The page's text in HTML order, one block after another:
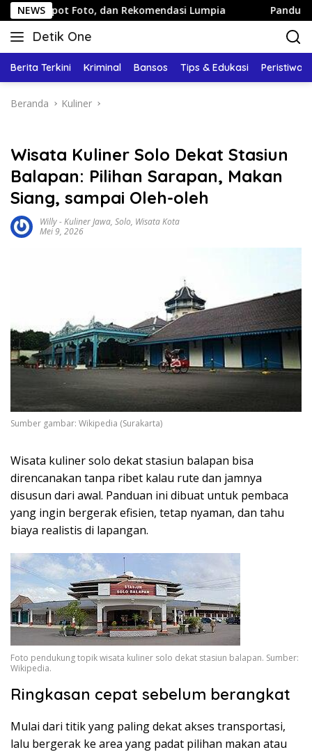
Langsung
ke
konten
NEWS
dan Rekomendasi Lumpia Panduan Wisata
Detik One
Tajam
Fakta
Berita Terkini Kriminal Bansos Tips & Edukasi Peristiwa
Beranda Kuliner
Wisata Kuliner Solo Dekat Stasiun
Balapan: Pilihan Sarapan, Makan
Siang, sampai Oleh-oleh
Willy-Kuliner Jawa, Solo, Wisata Kota
Mei 9, 2026
Sumber gambar: Wikipedia (Surakarta)
Wisata kuliner solo dekat stasiun balapan bisa
direncanakan tanpa ribet kalau rute dan jamnya
disusun dari awal. Panduan ini dibuat untuk pembaca
yang ingin bergerak efisien, tetap nyaman, dan tahu
biaya realistis di lapangan.
Foto pendukung topik wisata kuliner solo dekat stasiun balapan. Sumber:
Wikipedia.
Ringkasan cepat sebelum berangkat
Mulai dari titik yang paling dekat akses transportasi,
lalu bergerak ke area yang padat pilihan makan atau